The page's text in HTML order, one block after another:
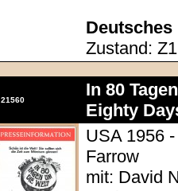
Deutsches
Zustand:
21560
In 80
Eighty
USA 1956
Farrow
mit: David